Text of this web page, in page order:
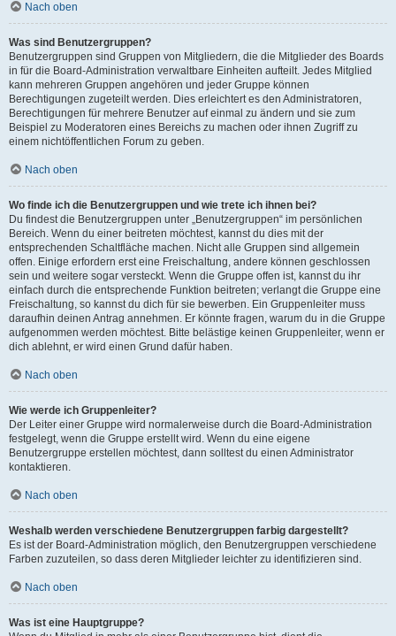
Nach oben
Was sind Benutzergruppen?
Benutzergruppen sind Gruppen von Mitgliedern, die die Mitglieder des Boards
in für die Board-Administration verwaltbare Einheiten aufteilt. Jedes Mitglied
kann mehreren Gruppen angehören und jeder Gruppe können
Berechtigungen zugeteilt werden. Dies erleichtert es den Administratoren,
Berechtigungen für mehrere Benutzer auf einmal zu ändern und sie zum
Beispiel zu Moderatoren eines Bereichs zu machen oder ihnen Zugriff zu
einem nichtöffentlichen Forum zu geben.
Nach oben
Wo finde ich die Benutzergruppen und wie trete ich ihnen bei?
Du findest die Benutzergruppen unter „Benutzergruppen“ im persönlichen
Bereich. Wenn du einer beitreten möchtest, kannst du dies mit der
entsprechenden Schaltfläche machen. Nicht alle Gruppen sind allgemein
offen. Einige erfordern erst eine Freischaltung, andere können geschlossen
sein und weitere sogar versteckt. Wenn die Gruppe offen ist, kannst du ihr
einfach durch die entsprechende Funktion beitreten; verlangt die Gruppe eine
Freischaltung, so kannst du dich für sie bewerben. Ein Gruppenleiter muss
daraufhin deinen Antrag annehmen. Er könnte fragen, warum du in die Gruppe
aufgenommen werden möchtest. Bitte belästige keinen Gruppenleiter, wenn er
dich ablehnt, er wird einen Grund dafür haben.
Nach oben
Wie werde ich Gruppenleiter?
Der Leiter einer Gruppe wird normalerweise durch die Board-Administration
festgelegt, wenn die Gruppe erstellt wird. Wenn du eine eigene
Benutzergruppe erstellen möchtest, dann solltest du einen Administrator
kontaktieren.
Nach oben
Weshalb werden verschiedene Benutzergruppen farbig dargestellt?
Es ist der Board-Administration möglich, den Benutzergruppen verschiedene
Farben zuzuteilen, so dass deren Mitglieder leichter zu identifizieren sind.
Nach oben
Was ist eine Hauptgruppe?